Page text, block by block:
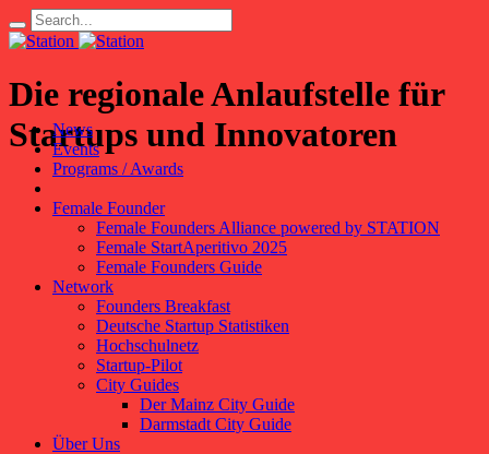
Die regionale Anlaufstelle für
Startups und Innovatoren
News
Events
Programs / Awards
Female Founder
Female Founders Alliance powered by STATION
Female StartAperitivo 2025
Female Founders Guide
Network
Founders Breakfast
Deutsche Startup Statistiken
Hochschulnetz
Startup-Pilot
City Guides
Der Mainz City Guide
Darmstadt City Guide
Über Uns